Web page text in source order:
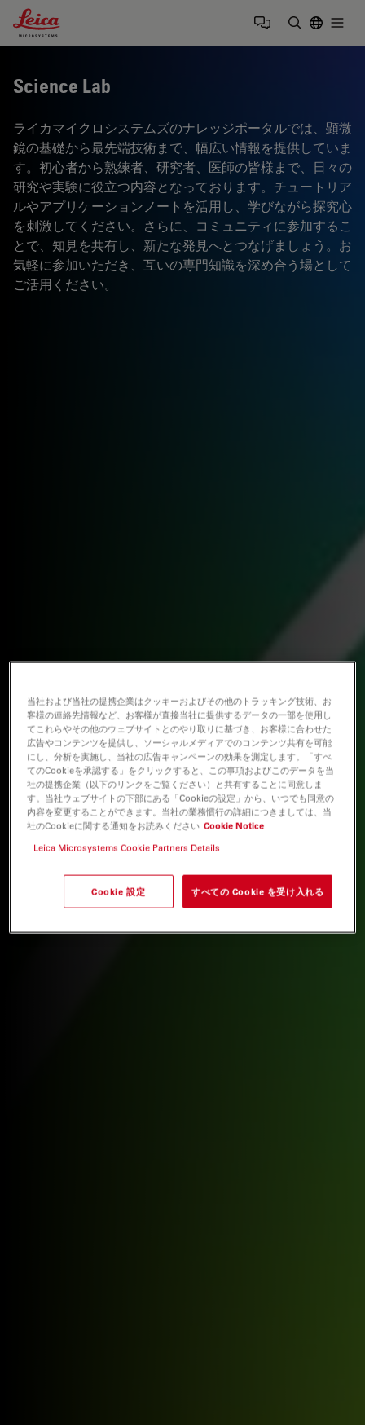
Leica Microsystems Logo
Science Lab
ライカマイクロシステムズのナレッジポータルでは、顕微
鏡の基礎から最先端技術まで、幅広い情報を提供していま
す。初心者から熟練者、研究者、医師の皆様まで、日々の
研究や実験に役立つ内容となっております。チュートリア
ルやアプリケーションノートを活用し、学びながら探究心
を刺激してください。さらに、コミュニティに参加するこ
とで、知見を共有し、新たな発見へとつなげましょう。お
気軽に参加いただき、互いの専門知識を深め合う場として
ご活用ください。
当社および当社の提携企業はクッキーおよびその他のトラッキング技術、お
客様の連絡先情報など、お客様が直接当社に提供するデータの一部を使用し
てこれらやその他のウェブサイトとのやり取りに基づき、お客様に合わせた
広告やコンテンツを提供し、ソーシャルメディアでのコンテンツ共有を可能
にし、分析を実施し、当社の広告キャンペーンの効果を測定します。「すべ
てのCookieを承認する」をクリックすると、この事項およびこのデータを当
社の提携企業（以下のリンクをご覧ください）と共有することに同意しま
す。当社ウェブサイトの下部にある「Cookieの設定」から、いつでも同意の
内容を変更することができます。当社の業務慣行の詳細につきましては、当
社のCookieに関する通知をお読みください Cookie Notice
Leica Microsystems Cookie Partners Details
Cookie 設定 すべての Cookie を受け入れる